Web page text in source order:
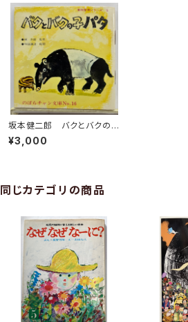
坂本健二郎 バクとバクの
子パタ 由良たまき のばら
チャン文庫16 文庫通信あ
¥3,000
同じカテゴリの商品